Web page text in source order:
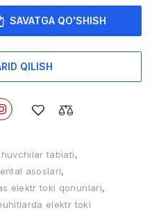
SAVATGA QO'SHISH
QILISH
tabiati,
asoslari,
elektr toki qonunlari,
elektr toki